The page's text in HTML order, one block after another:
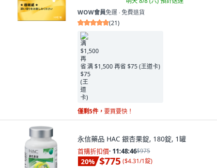
WOW會員免運 ∙ 免費退貨
(21)
满 $1,500 再省 $75 (王道卡)
僅剩5件， 要買要快！
永信藥品 HAC 銀杏果錠, 180錠, 1罐
首購折扣價· 11:48:45$975
20% $775 ($4.31/1錠)